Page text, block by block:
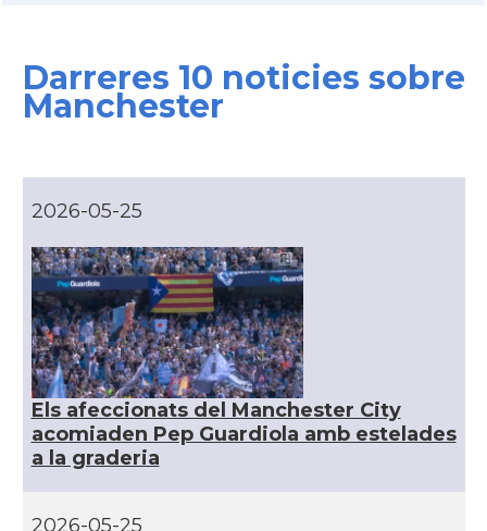
CAMON Catalans a CHELTENHAM
CAMON
CAMON CATALANS A EDINBURGH
CAMON Catalans a Enniskillen
CAMON Catalans a EXETER
CAMON
Catalans a Glasgow -Escòcia -
Darreres 10 noticies sobre
Manchester
2026-05-25
Els afeccionats del Manchester City
acomiaden Pep Guardiola amb estelades
a la graderia
2026-05-25